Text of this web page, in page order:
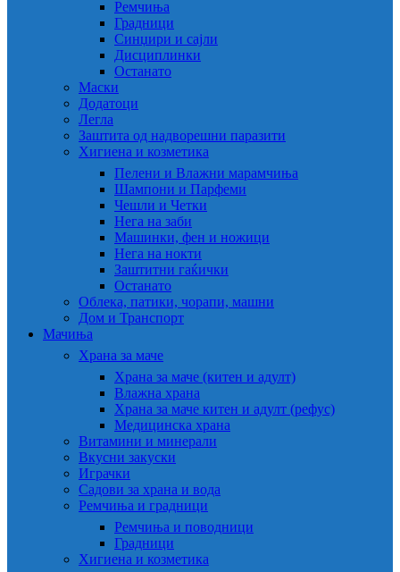
Ремчиња
Градници
Синџири и сајли
Дисциплинки
Останато
Маски
Додатоци
Легла
Заштита од надворешни паразити
Хигиена и козметика
Пелени и Влажни марамчиња
Шампони и Парфеми
Чешли и Четки
Нега на заби
Машинки, фен и ножици
Нега на нокти
Заштитни гаќички
Останато
Облека, патики, чорапи, машни
Дом и Транспорт
Мачиња
Храна за маче
Храна за маче (китен и адулт)
Влажна храна
Храна за маче китен и адулт (рефус)
Медицинска храна
Витамини и минерали
Вкусни закуски
Играчки
Садови за храна и вода
Ремчиња и градници
Ремчиња и поводници
Градници
Хигиена и козметика